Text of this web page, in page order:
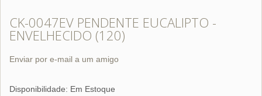
CK-0047EV PENDENTE EUCALIPTO -
ENVELHECIDO (120)
Enviar por e-mail a um amigo
Disponibilidade: Em Estoque